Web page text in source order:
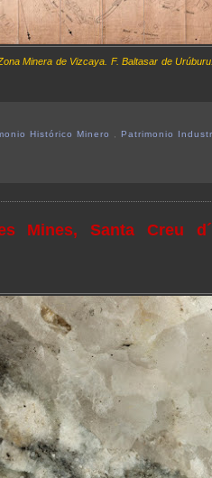
Minera de Vizcaya. F. Baltasar de
Histórico Minero Patrimonio
Mines, Santa Creu